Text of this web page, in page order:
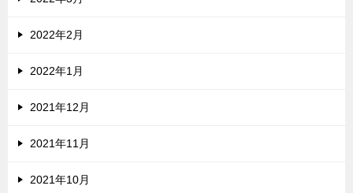
2022年2月
2022年1月
2021年12月
2021年11月
2021年10月